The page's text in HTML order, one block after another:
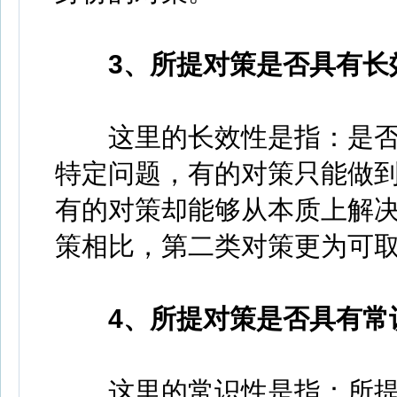
3、所提对策是否具有长
这里的长效性是指：是否
特定问题，有的对策只能做
有的对策却能够从本质上解
策相比，第二类对策更为可
4、所提对策是否具有常